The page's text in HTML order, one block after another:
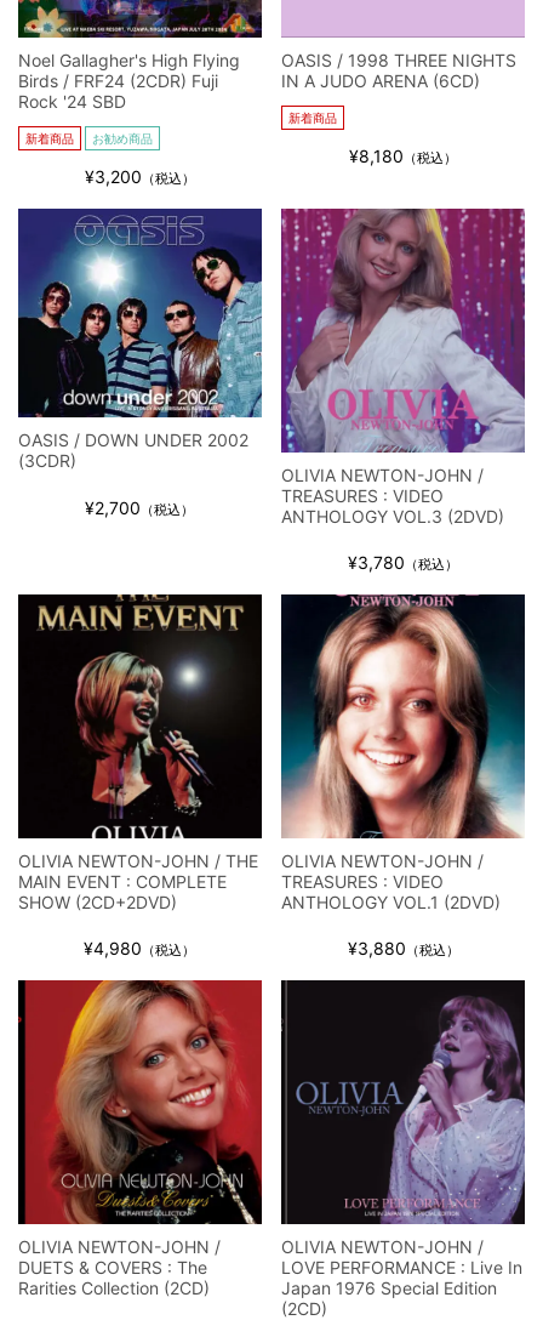
NGHFB / 2024年7月28日 フジロック’24公演 超高音質AI-SBD！
ウォーニング / 2024年4月22日 英リーズ公演 超高音質
IEM+Aud！
*NEW RELEASE (最新約3ヶ月)
2024.6.24
ビリー・ジョエル / 2024年3月24日 100Aniv. 米M.S.G公演 完全
*NEW RELEASE (最新約3ヶ月)
2024.6.24
リアム・ギャラガー / 2024年6月3日 カーディフ公演 IEM/AUD 完
全収録！
*NEW RELEASE (最新約3ヶ月)
2024.6.24
スコーピオンズ / 2024年6月15日 リスボン公演 FHD 完全収録！
*NEW RELEASE (最新約3ヶ月)
2024.6.20
マネスキン / 2024年6月9日 ドイツ ROCK AM RING 公演 FHD 完
全収録！
*NEW RELEASE (最新約3ヶ月)
2024.6.9
リアム・ギャラガー / 2024年6月1日 英国シェフィールド公演 完
*NEW RELEASE (最新約3ヶ月)
2024.6.9
ユーライア・ヒープ / 2023年8月3日 ドイツ W.O.A. 公演 FHD 完
全収録！
*NEW RELEASE (最新約3ヶ月)
2024.6.9
ジャーニー / 1979年5月8+9日 コロラド州 2公演 SBD 完全収録！
Noel Gallagher's High Flying
Birds / FRF24 (2CDR) Fuji
Rock '24 SBD
新着商品 お勧め商品
¥3,200 （税込）
OASIS / 1998 THREE NIGHTS
IN A JUDO ARENA (6CD)
新着商品
¥8,180 （税込）
OASIS / DOWN UNDER 2002
(3CDR)
¥2,700 （税込）
OLIVIA NEWTON-JOHN /
TREASURES : VIDEO
ANTHOLOGY VOL.3 (2DVD)
¥3,780 （税込）
OLIVIA NEWTON-JOHN / THE
MAIN EVENT : COMPLETE
SHOW (2CD+2DVD)
¥4,980 （税込）
OLIVIA NEWTON-JOHN /
TREASURES : VIDEO
ANTHOLOGY VOL.1 (2DVD)
¥3,880 （税込）
OLIVIA NEWTON-JOHN /
DUETS & COVERS : The
Rarities Collection (2CD)
OLIVIA NEWTON-JOHN /
LOVE PERFORMANCE : Live In
Japan 1976 Special Edition
(2CD)